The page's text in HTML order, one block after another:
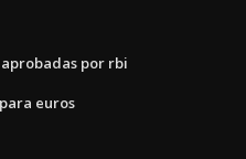
por rbi
euros